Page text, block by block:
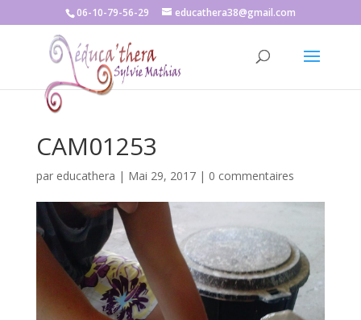
06-10-79-56-29 educathera38@gmail.com
CAM01253
par educathera | Mai 29, 2017| 0 commentaires